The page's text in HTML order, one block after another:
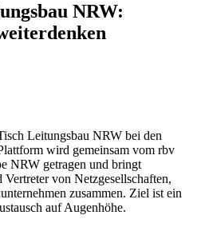
NRW:
Leitungsbau NRW bei den
wird gemeinsam vom rbv
NRW getragen und bringt
von Netzgesellschaften,
zusammen. Ziel ist ein
auf Augenhöhe.